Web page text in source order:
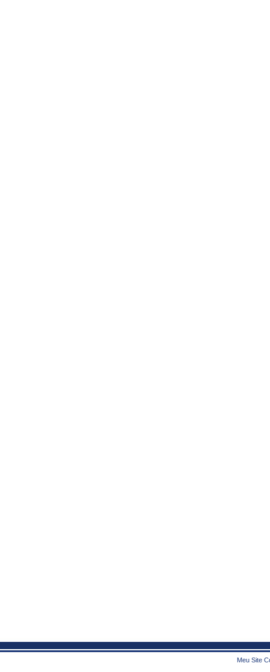
Meu Site